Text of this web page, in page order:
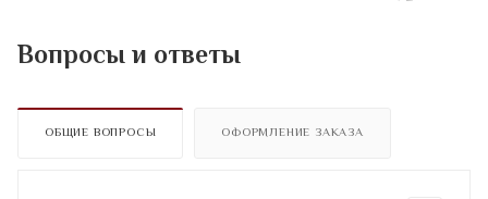
Вопросы и ответы
ОБЩИЕ ВОПРОСЫ ОФОРМЛЕНИЕ ЗАКАЗА